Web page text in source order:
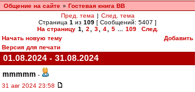
Общение на сайте » Гостевая книга ВВ
Пред. тема | След. тема
Страница 1 из 109 [ Сообщений: 5407 ]
На страницу 1 2 3 4 5 109
След.
Начать новую тему
Добавить
Версия для печати
01.08.2024 - 31.08.2024
mmmmm -
31 авг 2024 23:58